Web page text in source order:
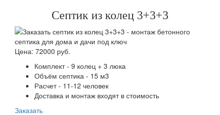
Септик из колец 3+3+3
Цена: 72000 руб.
Комплект - 9 колец + 3 люка
Объём септика - 15 м3
Расчет - 11-12 человек
Доставка и монтаж входят в стоимость
Заказать